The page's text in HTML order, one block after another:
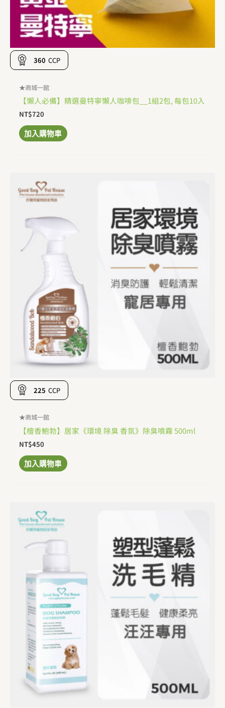
360 CCP
★商城一館
【懶人必備】精選曼特寧懶人咖啡包__1組2包, 每包10入
NT$720
加入購物車
225 CCP
★商城一館
【檀香鮑勃】居家《環境 除臭 香氛》除臭噴霧 500ml
NT$450
加入購物車